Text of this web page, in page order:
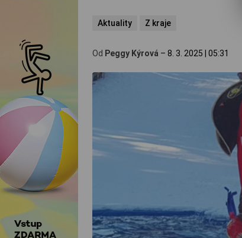
Aktuality Z kraje
Od Peggy Kýrová – 8. 3. 2025 05:31